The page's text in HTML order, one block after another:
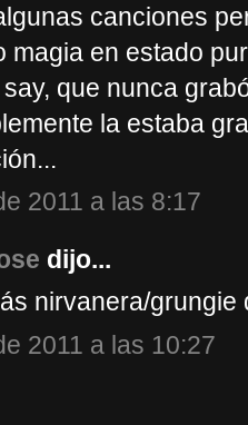
canciones
magia en estado
que nunca
la estaba
2011 a las 8:17
dijo...
nirvanera/grungie
2011 a las 10:27